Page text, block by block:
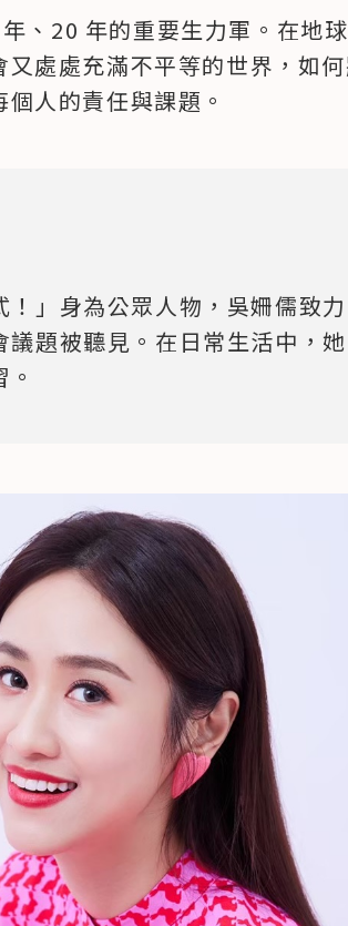
、20 年的重要生力軍。在地
處處充滿不平等的世界，如
人的責任與課題。
！」身為公眾人物，吳姍儒致力
題被聽見。在日常生活中，她